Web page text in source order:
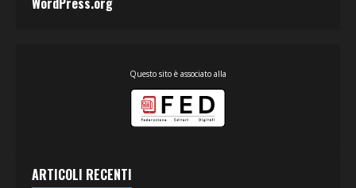
Questo sito è associato alla
ARTICOLI RECENTI